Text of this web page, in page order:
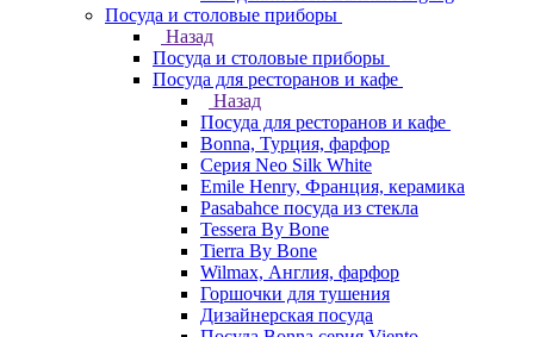
Посуда и столовые приборы
Назад
Посуда и столовые приборы
Посуда для ресторанов и кафе
Назад
Посуда для ресторанов и кафе
Bonna, Турция, фарфор
Cерия Neo Silk White
Emile Henry, Франция, керамика
Pasabahce посуда из стекла
Tessera By Bone
Tierra By Bone
Wilmax, Англия, фарфор
Горшочки для тушения
Дизайнерская посуда